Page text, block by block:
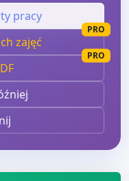
pracy
zajęć
PRO
PRO